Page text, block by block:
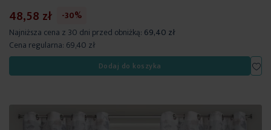
48,58 zł
-30%
Najniższa cena z 30 dni przed obniżką: 69,40 zł
Cena regularna: 69,40 zł
Dodaj do koszyka